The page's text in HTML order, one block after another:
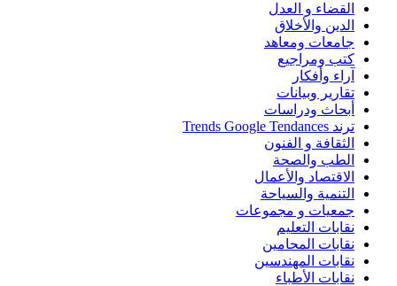
القضاء و العدل
الدين والأخلاق
جامعات ومعاهد
كتب ومراجيع
آراء وأفكار
تقارير وبيانات
أبحاث ودراسات
ترند Trends Google Tendances
الثقافة و الفنون
الطب والصحة
الاقتصاد والأعمال
التنمية والسياحة
جمعيات و مجموعات
نقابات التعليم
نقابات المحامين
نقابات المهندسين
نقابات الأطباء